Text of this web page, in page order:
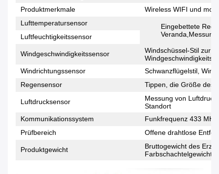
Produktmerkmale
Wireless WIFI und
Lufttemperatursensor
Eingebettete
Luftfeuchtigkeitssensor
Windgeschwindigkeitssensor
Windschüssel-Stil zur
Windrichtungssensor
Schwanzflügelstil,
Regensensor
Tippen, die Größe des
Luftdrucksensor
Messung von
Standort
Kommunikationssystem
Funkfrequenz 433 MHz
Prüfbereich
Offene drahtlose
Produktgewicht
Bruttogewicht des
Farbschachtelgewicht